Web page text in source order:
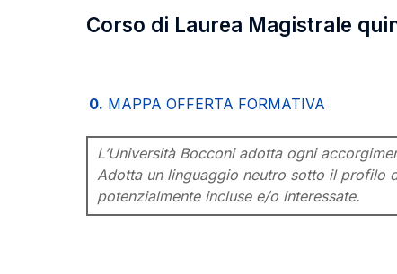
Corso di Laurea Magistrale
0. MAPPA OFFERTA FORMATIVA
L’Università Bocconi adotta ogni
Adotta un linguaggio neutro sotto il profilo
potenzialmente incluse e/o interessate.